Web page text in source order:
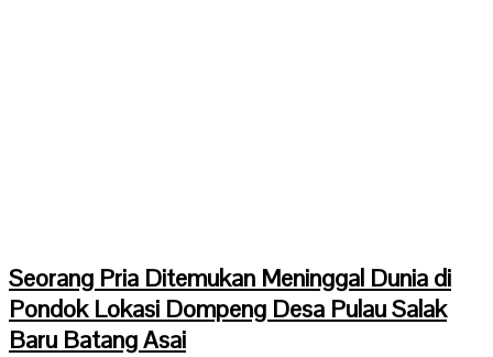
Seorang Pria Ditemukan Meninggal Dunia di
Pondok Lokasi Dompeng Desa Pulau Salak
Baru Batang Asai